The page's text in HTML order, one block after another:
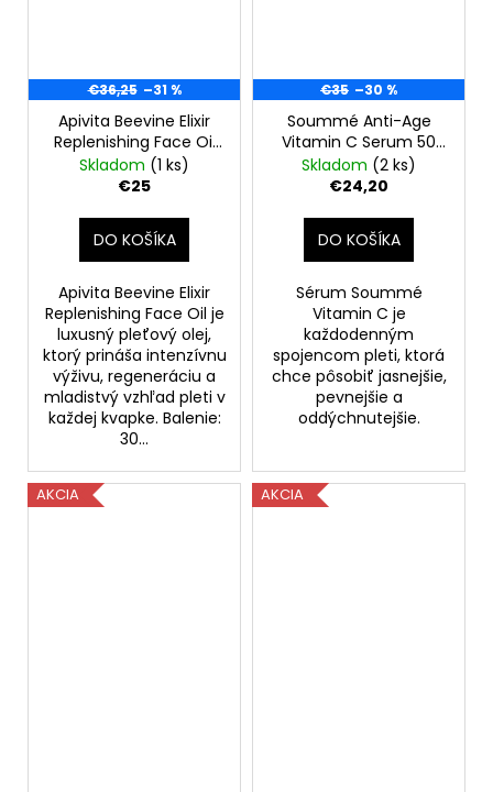
€36,25 –31 %
Apivita Beevine Elixir
Replenishing Face Oil
30 ml
Skladom (1 ks)
€25
DO KOŠÍKA
Apivita Beevine Elixir
Replenishing Face Oil je
luxusný pleťový olej,
ktorý prináša intenzívnu
výživu, regeneráciu a
mladistvý vzhľad pleti v
každej kvapke. Balenie:
30...
€35 –30 %
Soummé Anti-Age
Vitamin C Serum 50
ml
Skladom (2 ks)
€24,20
DO KOŠÍKA
Sérum Soummé
Vitamin C je
každodenným
spojencom pleti, ktorá
chce pôsobiť jasnejšie,
pevnejšie a
oddýchnutejšie.
AKCIA AKCIA